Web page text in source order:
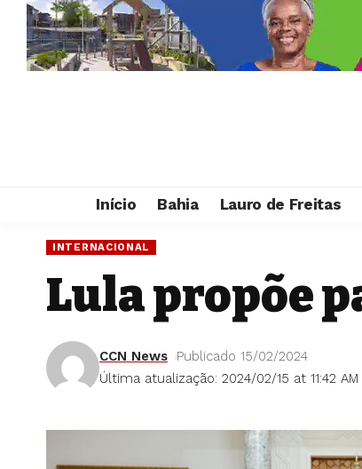
Início Bahia Lauro de Freitas
INTERNACIONAL
Lula propõe
Última atualização: 2024/02/15 at 11:42 AM
CCN News Publicado 15/02/2024